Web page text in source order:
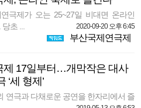
극제가 오는 25~27일 비대면 온라인
초 ...
2020-09-20 오후 6:45
부산국제연극제
제 17일부터…개막작은 대사
‘세 형제’
연극과 다채로운 공연을 한자리에서 즐